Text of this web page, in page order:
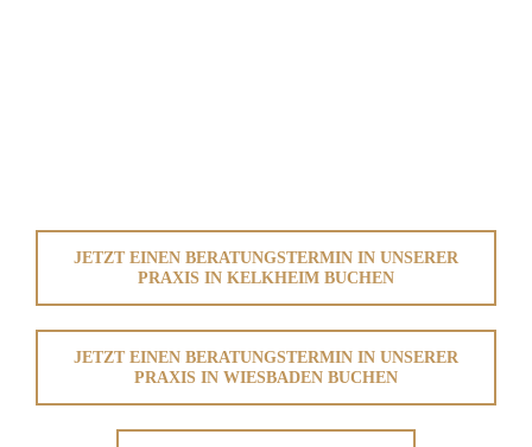
JETZT EINEN BERATUNGSTERMIN IN UNSERER
PRAXIS IN KELKHEIM BUCHEN
JETZT EINEN BERATUNGSTERMIN IN UNSERER
PRAXIS IN WIESBADEN BUCHEN